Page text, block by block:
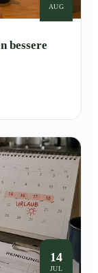
AUG
bessere
14
JUL